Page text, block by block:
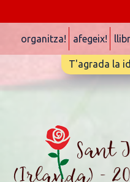
organitza! afegeix!
T'agrada la
Sant
(Irlanda) -